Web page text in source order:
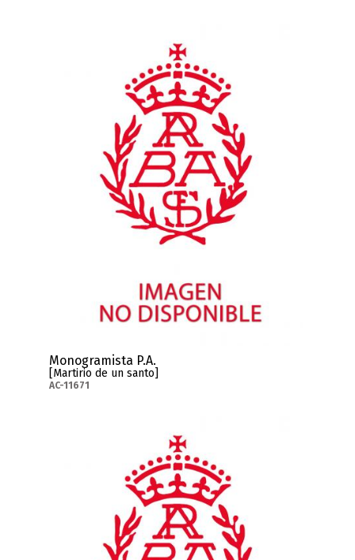
Monogramista P.A.
[Martirio de un santo]
AC-11671